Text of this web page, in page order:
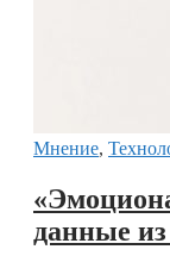
Мнение,
данные